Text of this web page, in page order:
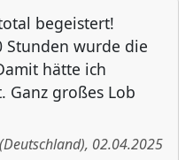
begeistert!
wurde die
hätte ich
Ganz großes Lob
(Deutschland), 02.04.2025